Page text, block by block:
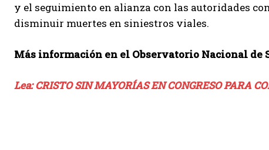
y el seguimiento en alianza con las autoridades
disminuir muertes en siniestros viales.
Más información en el Observatorio Nacional de
Lea: CRISTO SIN MAYORÍAS EN CONGRESO PARA